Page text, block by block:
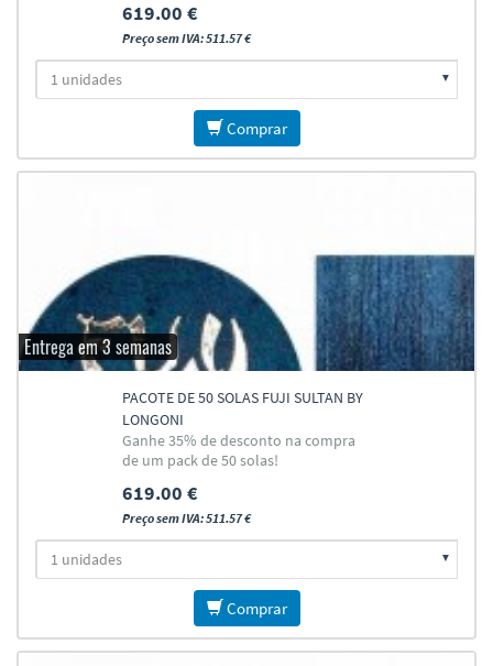
619.00 €
Preço sem IVA: 511.57 €
Comprar
Entrega em 3 semanas
PACOTE DE 50 SOLAS FUJI SULTAN BY
LONGONI
Ganhe 35% de desconto na compra
de um pack de 50 solas!
619.00 €
Preço sem IVA: 511.57 €
Comprar